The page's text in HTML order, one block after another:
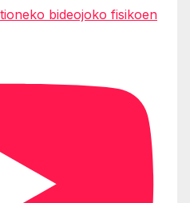
bideojoko fisikoen